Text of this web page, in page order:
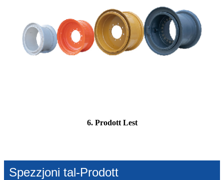
6. Prodott Lest
Spezzjoni tal-Prodott